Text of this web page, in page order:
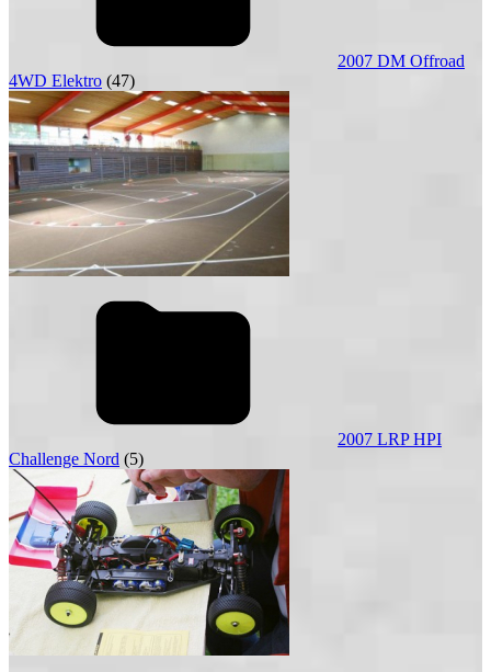
2007 DM Offroad
4WD Elektro (47)
2007 LRP HPI
Challenge Nord (5)